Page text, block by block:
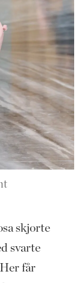
skjorte
svarte
får